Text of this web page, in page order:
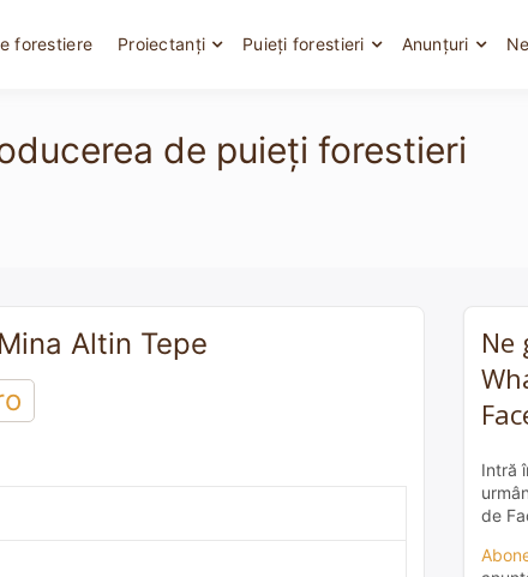
forestiere Proiectanți Puieți forestieri Anunțuri
de puieți forestieri
Altin Tepe
Ne
Intră
de